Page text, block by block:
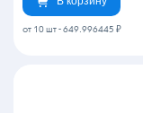
от 10 шт - 649.996445 ₽